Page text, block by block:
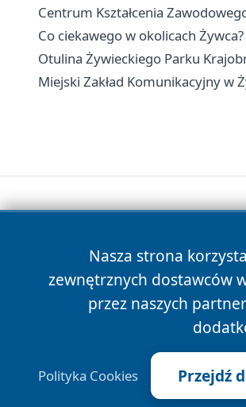
Centrum Kształcenia
Co ciekawego w okolicach
Otulina Żywieckiego Parku
Miejski Zakład Komunikacyjny w
Nasza strona
zewnętrznych dostawców
przez naszych
Polityka Cookies Przejdź